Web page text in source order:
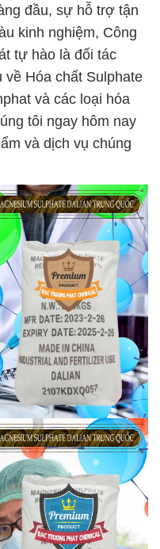
đầu, sự hỗ trợ tận
kinh nghiệm, Công
tự hào là đối tác
về Hóa chất Sulphate
và các loại hóa
tôi ngay hôm nay
và dịch vụ chúng